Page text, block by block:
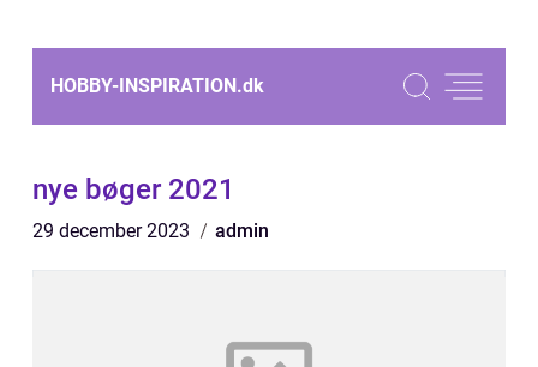
HOBBY-INSPIRATION.dk
nye bøger 2021
29 december 2023 admin